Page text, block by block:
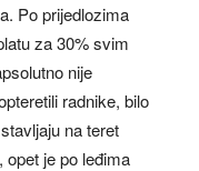
Po prijedlozima
za 30% svim
nije
radnike, bilo
na teret
opet je po leđima